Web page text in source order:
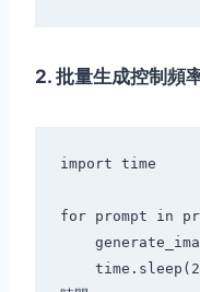
2. 批量生成控制頻
import time
for prompt in